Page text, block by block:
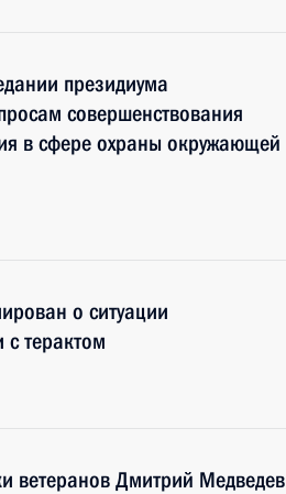
президиума
совершенствования
в сфере охраны окружающей
о ситуации
с терактом
ветеранов Дмитрий Медведев